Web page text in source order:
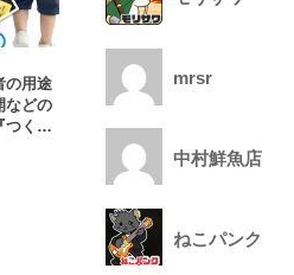
の用途
などの
つく…
mrsr
中村鮮魚店
ねこパンク